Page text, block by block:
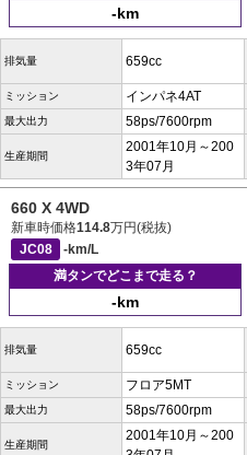
-km
排気量 659cc
ミッション インパネ4AT
最大出力 58ps/7600rpm
生産期間
2001年10月～200
3年07月
660 X 4WD
新車時価格114.8万円(税抜)
JC08
-km/L
満タンでどこまで走る？
-km
排気量 659cc
ミッション フロア5MT
最大出力 58ps/7600rpm
生産期間
2001年10月～200